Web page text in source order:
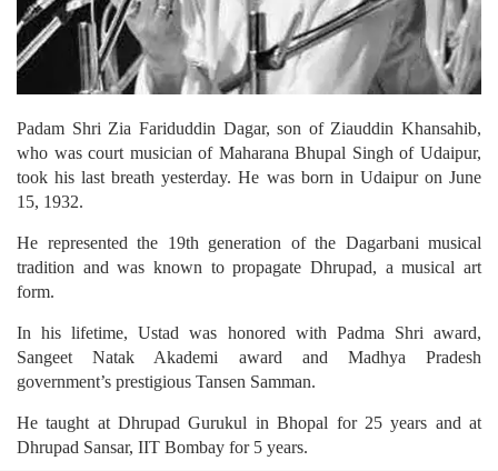
Padam Shri Zia Fariduddin Dagar, son of Ziauddin Khansahib,
who was court musician of Maharana Bhupal Singh of Udaipur,
took his last breath yesterday. He was born in Udaipur on June
15, 1932.
He represented the 19th generation of the Dagarbani musical
tradition and was known to propagate Dhrupad, a musical art
form.
In his lifetime, Ustad was honored with Padma Shri award,
Sangeet Natak Akademi award and Madhya Pradesh
government’s prestigious Tansen Samman.
He taught at Dhrupad Gurukul in Bhopal for 25 years and at
Dhrupad Sansar, IIT Bombay for 5 years.